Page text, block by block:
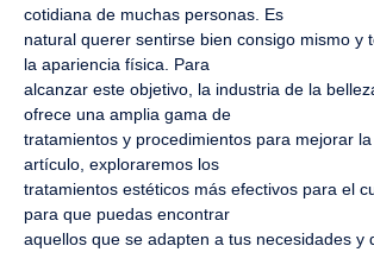
cotidiana de muchas personas. Es
natural querer sentirse bien consigo mismo y
la apariencia física. Para
alcanzar este objetivo, la industria de la
ofrece una amplia gama de
tratamientos y procedimientos para mejorar
artículo, exploraremos los
tratamientos estéticos más efectivos para el
para que puedas encontrar
aquellos que se adapten a tus necesidades y